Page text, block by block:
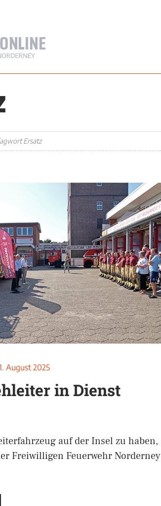
Ersatz
August 2025
in Dienst
auf der Insel zu haben,
Freiwilligen Feuerwehr Norderney